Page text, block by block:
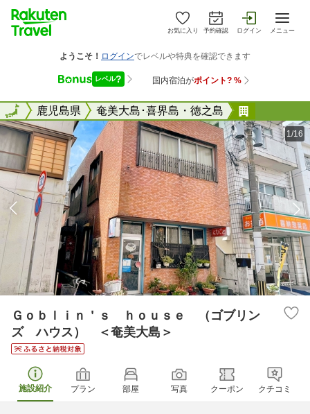
お気に入り 予約確認 ログイン メニュー
全国鹿児島県 奄美大島･喜界島・徳之島
全国
1/16
Ｇｏｂｌｉｎ＇ｓ ｈｏｕｓｅ （ゴブリン
ズ ハウス） ＜奄美大島＞
施設紹介 プラン 部屋 写真 クーポン クチコミ